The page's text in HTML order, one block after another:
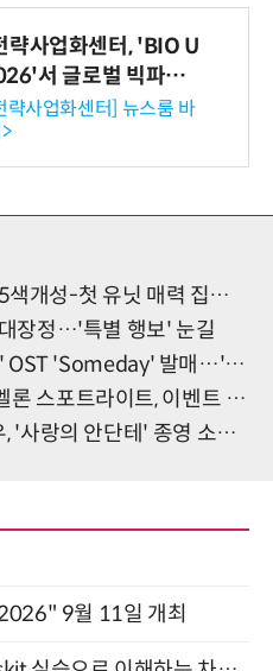
략사업화센터, 'BIO U
서 글로벌 빅파마
즈니스 미팅 지원…K
해외 진출 교두보 확
략사업화센터] 뉴스룸 바
-첫 유닛 매력 집중”(인터뷰①)
장정…'특별 행보' 눈길
'Someday' 발매…'빛나는 감성'
포트라이트, 이벤트 개최
안단테' 종영 소감 [일문일답]
9월 11일 개최